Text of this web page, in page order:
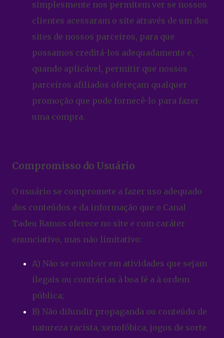
simplesmente nos permitem ver se nossos
clientes acessaram o site através de um dos
sites de nossos parceiros, para que
possamos creditá-los adequadamente e,
quando aplicável, permitir que nossos
parceiros afiliados ofereçam qualquer
promoção que pode fornecê-lo para fazer
uma compra.
Compromisso do Usuário
O usuário se compromete a fazer uso adequado
dos conteúdos e da informação que o Canal
Tadeu Ramos oferece no site e com caráter
enunciativo, mas não limitativo:
A) Não se envolver em atividades que sejam
ilegais ou contrárias à boa fé a à ordem
pública;
B) Não difundir propaganda ou conteúdo de
natureza racista, xenofóbica, jogos de sorte